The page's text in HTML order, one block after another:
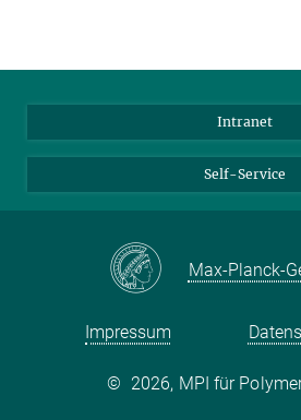
Intranet
Self-Service
Max-Planck-
Impressum
© 2026, MPI für